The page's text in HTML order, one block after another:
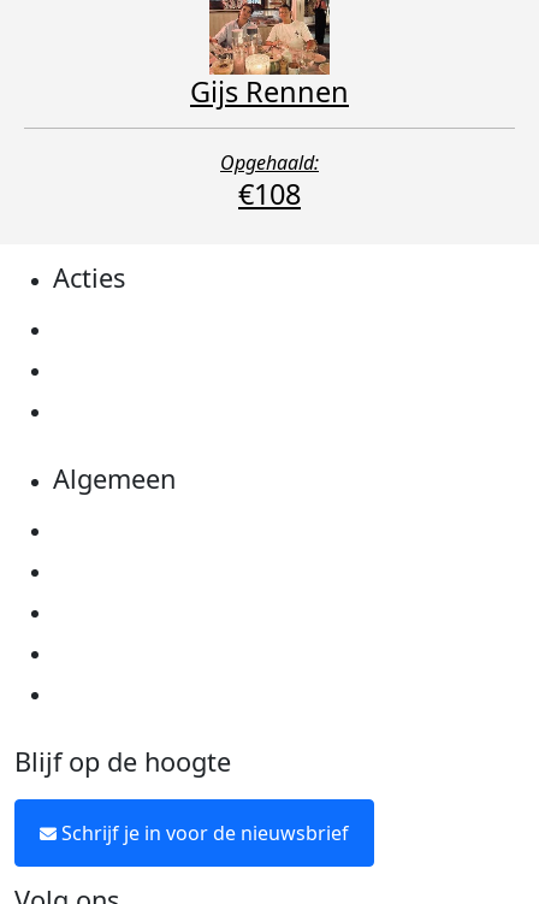
Gijs Rennen
Opgehaald:
€108
Acties
Algemeen
Blijf op de hoogte
Schrijf je in voor de nieuwsbrief